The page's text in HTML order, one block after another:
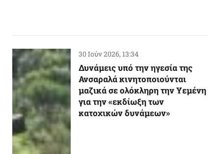
30 Ιούν 2026, 13:34
Δυνάμεις υπό την ηγεσία της
Ανσαραλά κινητοποιούνται
μαζικά σε ολόκληρη την Υεμένη
για την «εκδίωξη των
κατοχικών δυνάμεων»